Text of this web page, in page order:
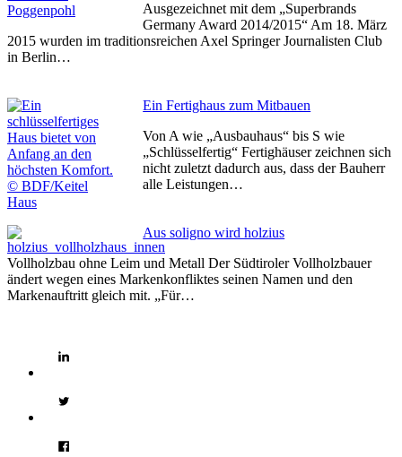
Ausgezeichnet mit dem „Superbrands
Germany Award 2014/2015“ Am 18. März
2015 wurden im traditionsreichen Axel Springer Journalisten Club
in Berlin…
Ein Fertighaus zum Mitbauen
Von A wie „Ausbauhaus“ bis S wie
„Schlüsselfertig“ Fertighäuser zeichnen sich
nicht zuletzt dadurch aus, dass der Bauherr
alle Leistungen…
Aus soligno wird holzius
Vollholzbau ohne Leim und Metall Der Südtiroler Vollholzbauer
ändert wegen eines Markenkonfliktes seinen Namen und den
Markenauftritt gleich mit. „Für…